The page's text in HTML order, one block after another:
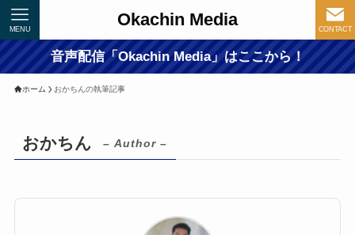
Okachin Media CONTACT
MENU
音声配信「Okachin Media」はここから！
ホーム おかちんの執筆記事
おかちん – Author –